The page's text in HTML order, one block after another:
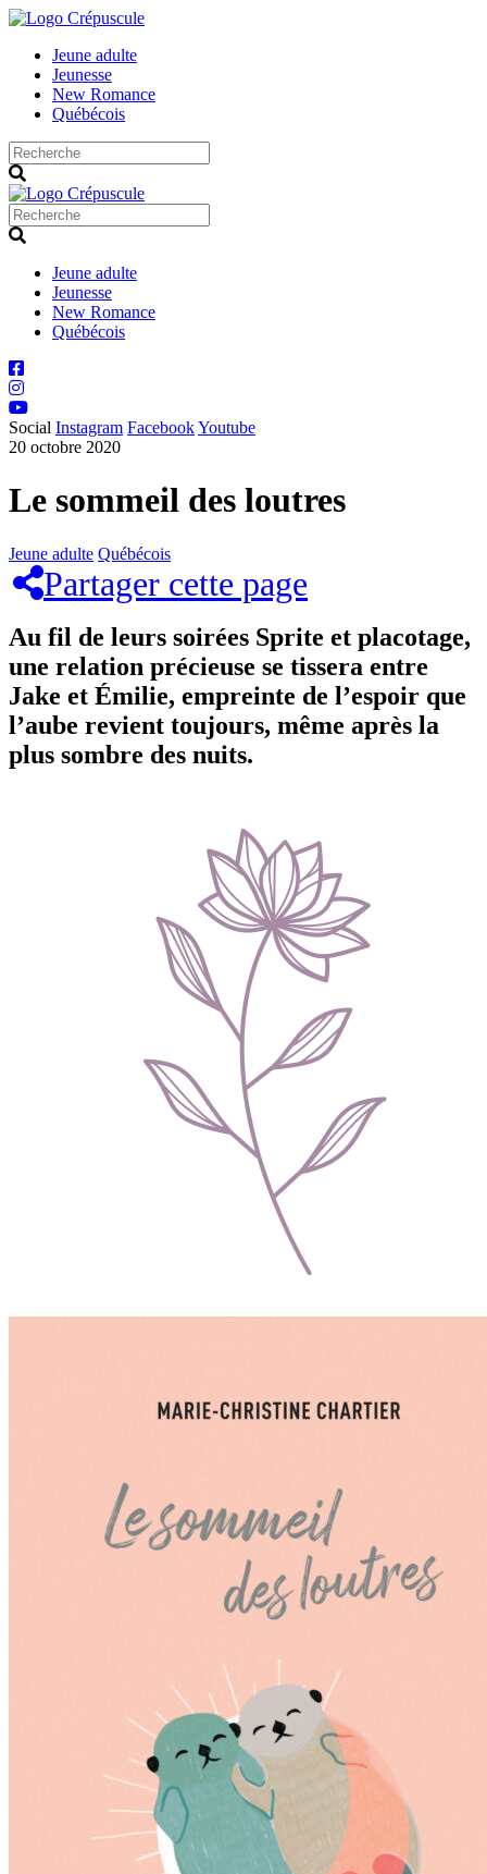
Jeune adulte
Jeunesse
New Romance
Québécois
Jeune adulte
Jeunesse
New Romance
Québécois
Social Instagram FacebookYoutube
20 octobre 2020
Le sommeil des loutres
Jeune adulte Québécois
Partager cette page
Au fil de leurs soirées Sprite et placotage,
une relation précieuse se tissera entre
Jake et Émilie, empreinte de l’espoir que
l’aube revient toujours, même après la
plus sombre des nuits.